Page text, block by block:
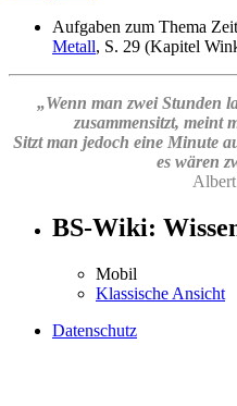
Aufgaben zum Thema
Metall, S. 29 (Kapitel
„Wenn man zwei Stunden
zusammensitzt, meint
Sitzt man jedoch eine Minute
es wären
BS-Wiki:
Mobil
Klassische Ansicht
Datenschutz